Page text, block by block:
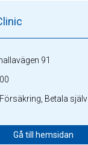
91
Betala själv
Gå till hemsidan